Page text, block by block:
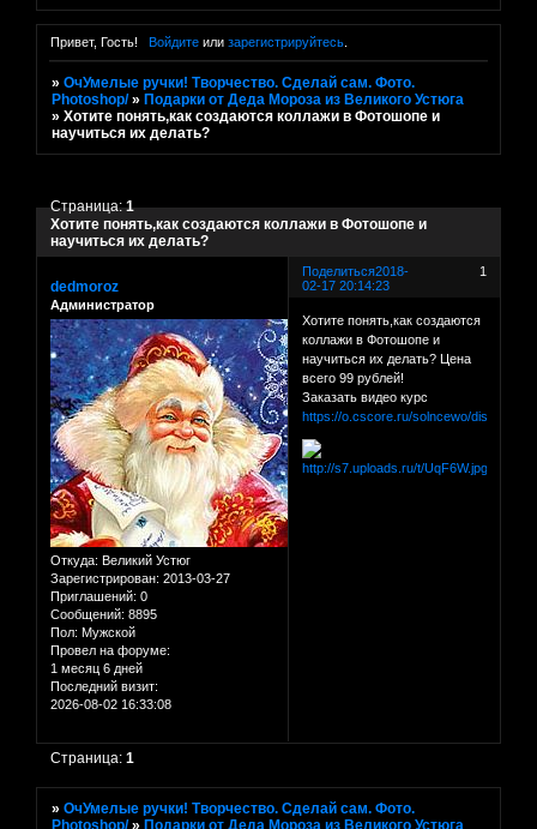
Привет, Гость! Войдитеили зарегистрируйтесь.
»ОчУмелые ручки! Творчество. Сделай сам. Фото.
Photoshop/ » Подарки от Деда Мороза из Великого Устюга
»Хотите понять,как создаются коллажи в Фотошопе и
научиться их делать?
Хотите понять,как создаются коллажи в Фотошопе и
научиться их делать?
Страница:1
Поделиться 1
2018-
02-17 20:14:23
dedmoroz
Администратор
Откуда: Великий Устюг
Зарегистрирован: 2013-03-27
Приглашений: 0
Сообщений: 8895
Пол: Мужской
Провел на форуме:
1 месяц 6 дней
Последний визит:
2026-08-02 16:33:08
Хотите понять,как создаются
коллажи в Фотошопе и
научиться их делать? Цена
всего 99 рублей!
Заказать видео курс
https://o.cscore.ru/solncewo/disc199
Страница:1
»ОчУмелые ручки! Творчество. Сделай сам. Фото.
Photoshop/ »Подарки от Деда Мороза из Великого Устюга